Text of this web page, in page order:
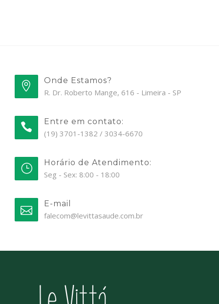
Onde Estamos?
R. Dr. Roberto Mange, 616 - Limeira - SP
Entre em contato:
(19) 3701-1382 / 3034-6670
Horário de Atendimento:
Seg - Sex: 8:00 - 18:00
E-mail
falecom@levittasaude.com.br